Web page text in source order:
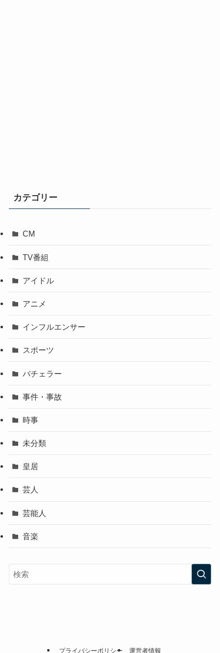
カテゴリー
CM
TV番組
アイドル
アニメ
インフルエンサー
スポーツ
バチェラー
事件・事故
時事
未分類
皇居
芸人
芸能人
音楽
プライバシーポリシー 運営者情報